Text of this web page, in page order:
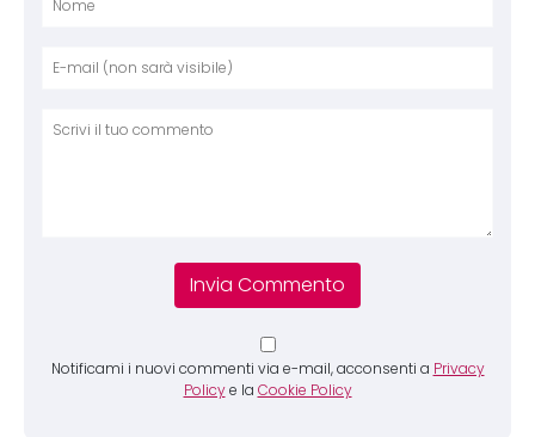
Notificami i nuovi commenti via e-mail, acconsenti a Privacy
Policy e la Cookie Policy